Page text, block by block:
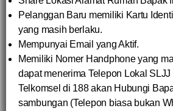
Pelanggan Baru memiliki Kartu
yang masih berlaku.
Mempunyai Email yang Aktif.
Memiliki Nomer Handphone yang
dapat menerima Telepon Lokal
Telkomsel di 188 akan Hubungi
sambungan (Telepon biasa bukan